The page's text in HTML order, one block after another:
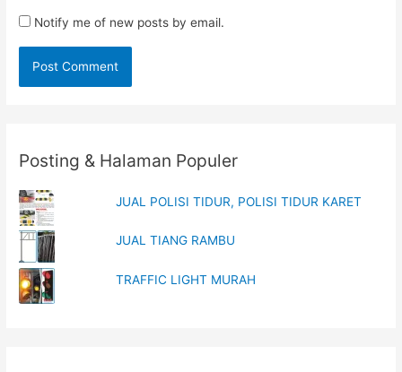
Notify me of new posts by email.
Posting & Halaman Populer
JUAL POLISI TIDUR, POLISI TIDUR KARET
JUAL TIANG RAMBU
TRAFFIC LIGHT MURAH